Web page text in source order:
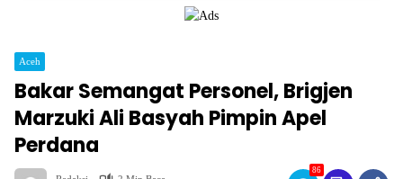
Aceh
Bakar Semangat Personel, Brigjen
Marzuki Ali Basyah Pimpin Apel
Perdana
86